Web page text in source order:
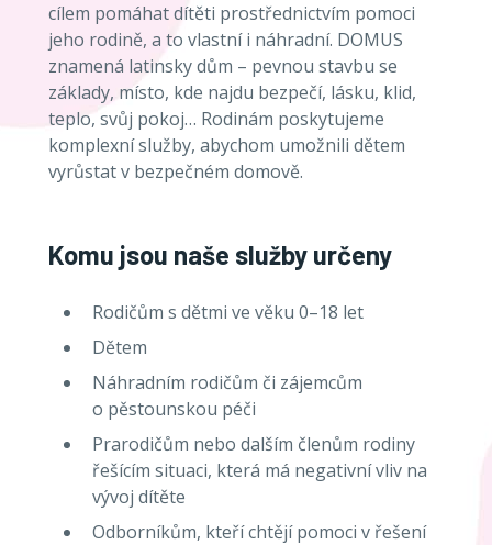
cílem pomáhat dítěti prostřednictvím pomoci
jeho rodině, a to vlastní i náhradní. DOMUS
znamená latinsky dům – pevnou stavbu se
základy, místo, kde najdu bezpečí, lásku, klid,
teplo, svůj pokoj… Rodinám poskytujeme
komplexní služby, abychom umožnili dětem
vyrůstat v bezpečném domově.
Komu jsou naše služby určeny
Rodičům s dětmi ve věku 0–18 let
Dětem
Náhradním rodičům či zájemcům
o pěstounskou péči
Prarodičům nebo dalším členům rodiny
řešícím situaci, která má negativní vliv na
vývoj dítěte
Odborníkům, kteří chtějí pomoci v řešení